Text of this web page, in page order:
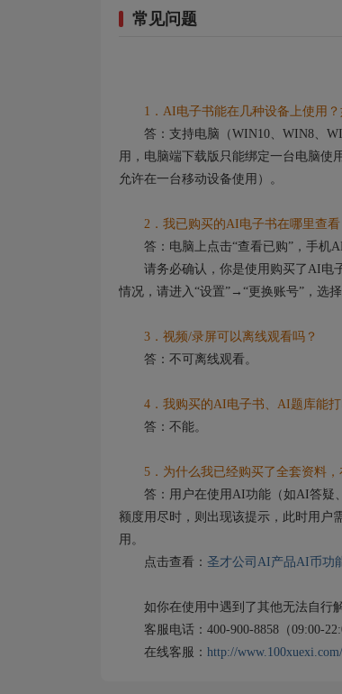
常见问题
1．AI电子书能在几种设备上使用？
答：支持电脑（WIN10、WIN8、
用，电脑端下载版只能绑定一台电脑使
允许在一台移动设备使用）。
2．我已购买的AI电子书在哪里查看
答：电脑上点击“查看已购”，手机
请务必确认，你是使用购买了AI电子
情况，请进入“设置”→“更换账号”，选
3．视频/录屏可以离线观看吗？
答：不可离线观看。
4．我购买的AI电子书、AI题库能打
答：不能。
5．为什么我已经购买了全套资料，
答：用户在使用AI功能（如AI答疑、
额度用尽时，则出现该提示，此时用户
用。
点击查看： 圣才公司AI产品AI币功
如你在使用中遇到了其他无法自行解
客服电话：400-900-8858（09:00-
在线客服： http://